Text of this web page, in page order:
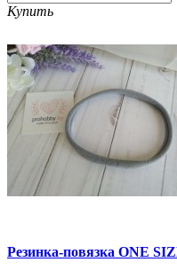
Купить
Резинка-повязка ONE